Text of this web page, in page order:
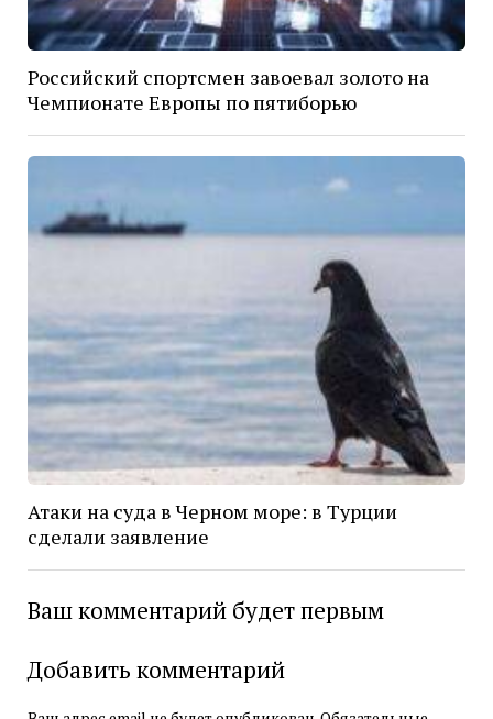
Российский спортсмен завоевал золото на
Чемпионате Европы по пятиборью
Атаки на суда в Черном море: в Турции
сделали заявление
Ваш комментарий будет первым
Добавить комментарий